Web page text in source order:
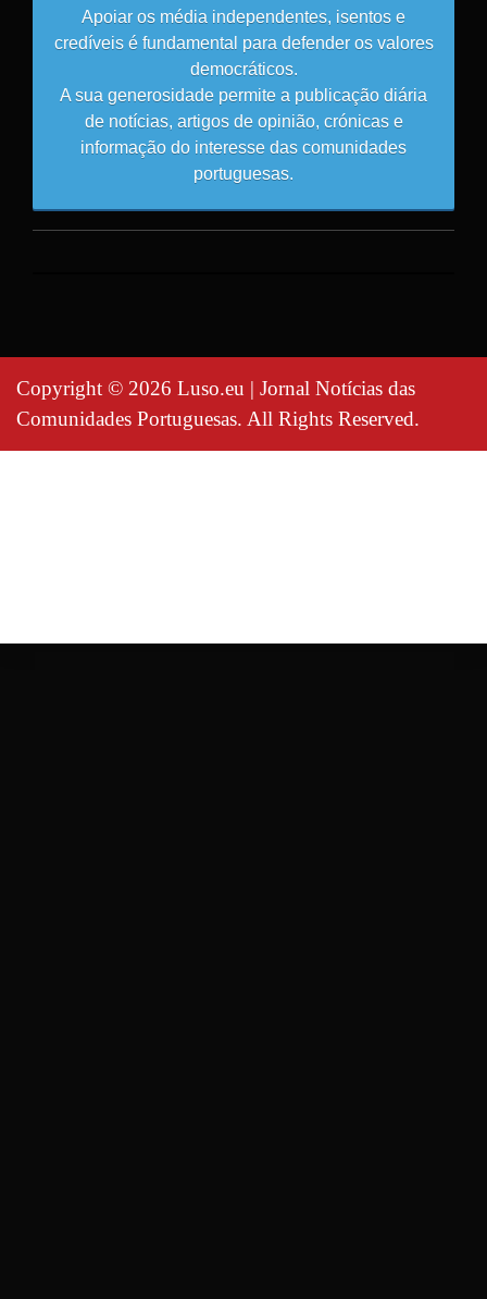
Apoiar os média independentes, isentos e
credíveis é fundamental para defender os valores
democráticos.
A sua generosidade permite a publicação diária
de notícias, artigos de opinião, crónicas e
informação do interesse das comunidades
portuguesas.
Copyright © 2026 Luso.eu | Jornal Notícias das
Comunidades Portuguesas. All Rights Reserved.